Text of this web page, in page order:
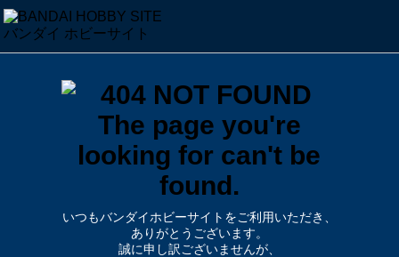
いつもバンダイホビーサイトをご利用いただき、
ありがとうございます。
誠に申し訳ございませんが、